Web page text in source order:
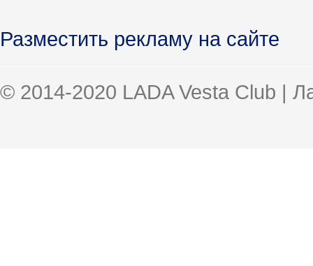
Разместить рекламу на сайте
© 2014-2020 LADA Vesta Club |